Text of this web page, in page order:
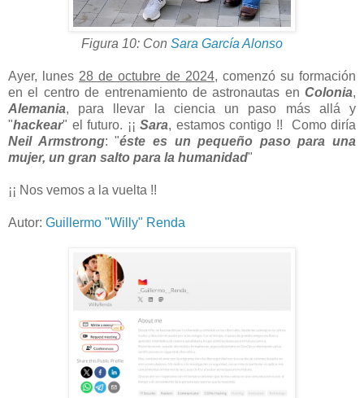
Figura 10: Con Sara García Alonso
Ayer, lunes 28 de octubre de 2024, comenzó su formación
en el centro de entrenamiento de astronautas en Colonia,
Alemania, para llevar la ciencia un paso más allá y
"hackear" el futuro. ¡¡ Sara, estamos contigo !! Como diría
Neil Armstrong: "éste es un pequeño paso para una
mujer, un gran salto para la humanidad"
¡¡ Nos vemos a la vuelta !!
Autor: Guillermo "Willy" Renda